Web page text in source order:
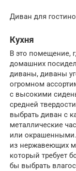
Диван для
Кухня
В это помещение,
домашних
диваны, диваны
огромном
с высокими
средней
выбрать диван с
металлические
или окрашенными.
из нержавеющих
который требует
бы выбрать